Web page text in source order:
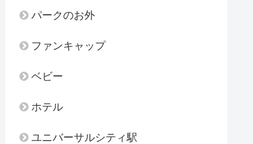
パークのお外
ファンキャップ
ベビー
ホテル
ユニバーサルシティ駅